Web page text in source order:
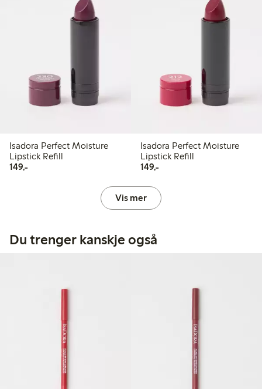
Isadora Perfect Moisture
Lipstick Refill
149,-149,00 kr
Isadora Perfect Moisture
Lipstick Refill
149,-149,00 kr
Vis mer
Du trenger kanskje også